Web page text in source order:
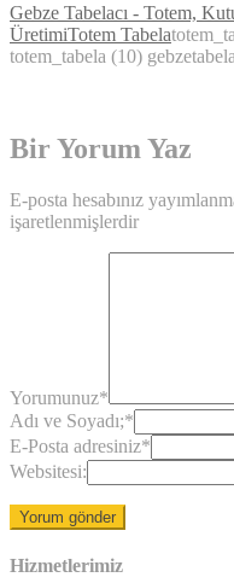
Gebze Tabelacı - Totem,
ÜretimiTotem Tabela
totem_tabela (10) gebzetabela
Bir Yorum Yaz
E-posta hesabınız
işaretlenmişlerdir
Yorumunuz*
Adı ve Soyadı;*
E-Posta adresiniz*
Websitesi:
Hizmetlerimiz